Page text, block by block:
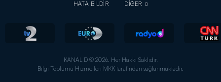
HATA BİLDİR
DİĞER
KANAL D © 2026. Her Hakkı Saklıdır.
Bilgi Toplumu Hizmetleri MKK tarafından sağlanmaktadır.